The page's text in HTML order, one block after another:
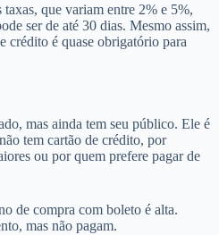
que variam entre 2% e 5%,
ser de até 30 dias. Mesmo assim,
crédito é quase obrigatório para
mas ainda tem seu público. Ele é
tem cartão de crédito, por
ou por quem prefere pagar de
de compra com boleto é alta.
mas não pagam.